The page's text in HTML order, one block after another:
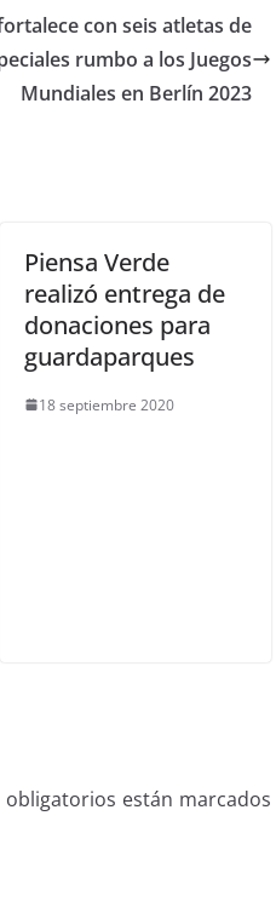
con seis atletas de
rumbo a los Juegos
Mundiales en Berlín 2023
Piensa Verde
realizó entrega de
donaciones para
guardaparques
18 septiembre 2020
obligatorios están marcados